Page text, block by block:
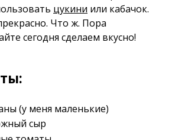
цукини или кабачок.
Что ж. Пора
сегодня сделаем вкусно!
(у меня маленькие)
сыр